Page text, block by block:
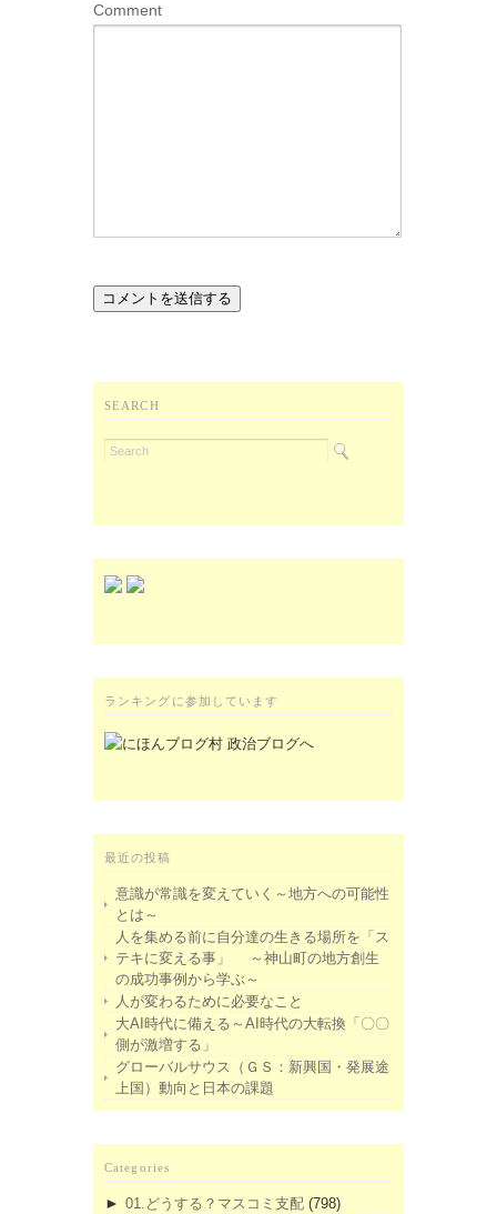
Comment
SEARCH
ランキングに参加しています
最近の投稿
意識が常識を変えていく～地方への可能性
とは～
人を集める前に自分達の生きる場所を「ス
テキに変える事」 ～神山町の地方創生
の成功事例から学ぶ～
人が変わるために必要なこと
大AI時代に備える～AI時代の大転換「〇〇
側が激増する」
グローバルサウス（ＧＳ：新興国・発展途
上国）動向と日本の課題
Categories
► 01.どうする？マスコミ支配 (798)